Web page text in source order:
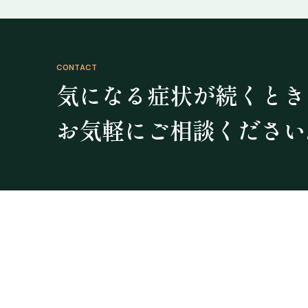
CONTACT
気になる症状が続くと
お気軽にご相談くださ